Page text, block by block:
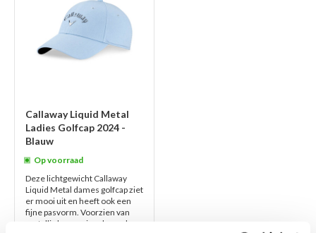
Callaway Liquid Metal
Ladies Golfcap 2024 -
Blauw
Op voorraad
Deze lichtgewicht Callaway
Liquid Metal dames golfcap ziet
er mooi uit en heeft ook een
fijne pasvorm. Voorzien van
metallic logo en ingebouwde